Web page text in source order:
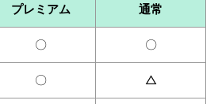
プレミアム 通常
〇 〇
〇 △